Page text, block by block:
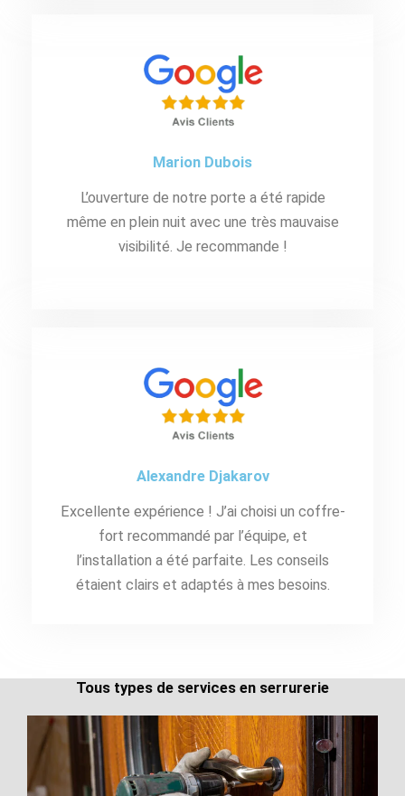
Marion Dubois
L’ouverture de notre porte a été rapide
même en plein nuit avec une très mauvaise
visibilité. Je recommande !
Alexandre Djakarov
Excellente expérience ! J’ai choisi un coffre-
fort recommandé par l’équipe, et
l’installation a été parfaite. Les conseils
étaient clairs et adaptés à mes besoins.
Tous types de services en serrurerie